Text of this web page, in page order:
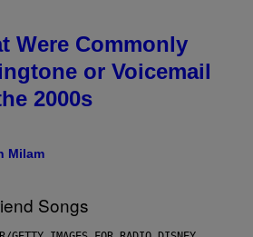
Were Commonly
or Voicemail
2000s
Milam